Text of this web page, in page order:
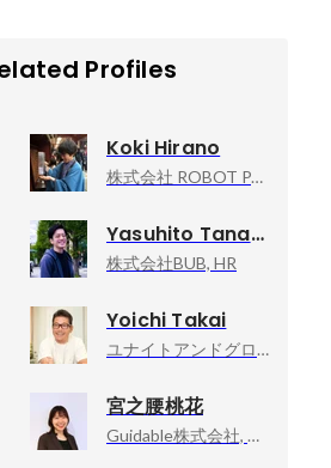
Profiles
Koki Hirano
株式会社 ROBOT PAYMENT, HR管理本部 SSC部マネージャー
Yasuhito Tanaka
株式会社BUB, HR
Yoichi Takai
ユナイトアンドグロウ株式会社, 取締役 HR本部長
宮之腰桃花
Guidable株式会社, 法人営業